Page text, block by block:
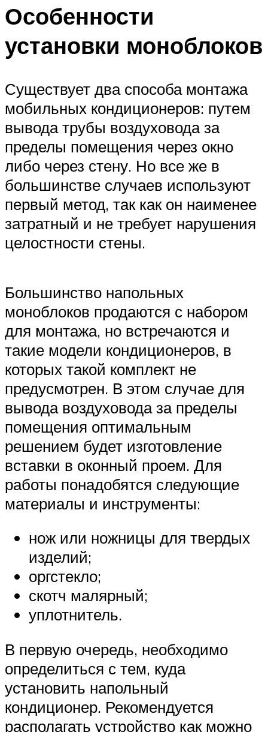
Особенности
установки моноблоков
Существует два способа монтажа
мобильных кондиционеров: путем
вывода трубы воздуховода за
пределы помещения через окно
либо через стену. Но все же в
большинстве случаев используют
первый метод, так как он наименее
затратный и не требует нарушения
целостности стены.
Большинство напольных
моноблоков продаются с набором
для монтажа, но встречаются и
такие модели кондиционеров, в
которых такой комплект не
предусмотрен. В этом случае для
вывода воздуховода за пределы
помещения оптимальным
решением будет изготовление
вставки в оконный проем. Для
работы понадобятся следующие
материалы и инструменты:
нож или ножницы для твердых
изделий;
оргстекло;
скотч малярный;
уплотнитель.
В первую очередь, необходимо
определиться с тем, куда
установить напольный
кондиционер. Рекомендуется
располагать устройство как можно